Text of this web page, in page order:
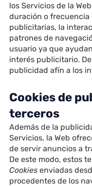
los Servicios de la Web
duración o frecuencia
publicitarias, la
patrones de
usuario ya que
interés publicitario.
publicidad afín a los
Cookies de
terceros
Además de la
Servicios, la Web
de servir anuncios a
De este modo, estos
Cookiesenviadas
procedentes de los